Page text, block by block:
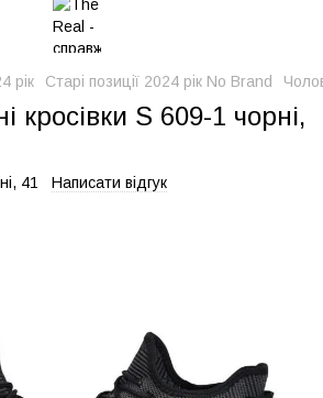
рік Старі позиції 2024 рік No Brand
кросівки S 609-1 чорні,
41 Написати відгук